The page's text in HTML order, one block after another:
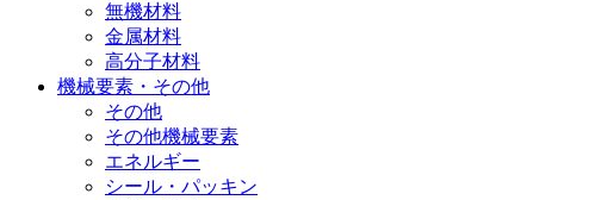
無機材料
金属材料
高分子材料
機械要素・その他
その他
その他機械要素
エネルギー
シール・パッキン